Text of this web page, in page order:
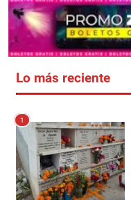
Lo más reciente
1